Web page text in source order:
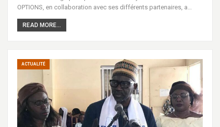
OPTIONS, en collaboration avec ses différents partenaires, a…
READ MORE...
ACTUALITÉ